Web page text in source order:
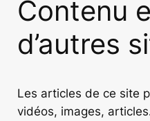
Contenu
d’autres
Les articles de ce site
vidéos, images,